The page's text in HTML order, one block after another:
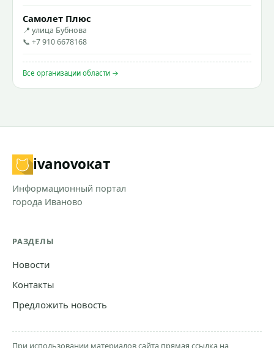
Самолет Плюс
📍 улица Бубнова
📞 +7 910 6678168
Все организации области →
ivanovoкат
Информационный портал
города Иваново
РАЗДЕЛЫ
Новости
Контакты
Предложить новость